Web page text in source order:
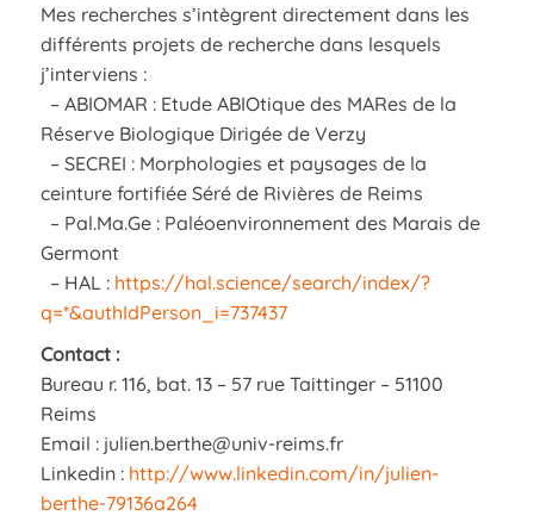
Mes recherches s’intègrent directement dans les
différents projets de recherche dans lesquels
j’interviens :
– ABIOMAR : Etude ABIOtique des MARes de la
Réserve Biologique Dirigée de Verzy
– SECREI : Morphologies et paysages de la
ceinture fortifiée Séré de Rivières de Reims
– Pal.Ma.Ge : Paléoenvironnement des Marais de
Germont
– HAL : https://hal.science/search/index/?
q=*&authIdPerson_i=737437
Contact :
Bureau r. 116, bat. 13 – 57 rue Taittinger – 51100
Reims
Email : julien.berthe@univ-reims.fr
Linkedin : http://www.linkedin.com/in/julien-
berthe-79136a264